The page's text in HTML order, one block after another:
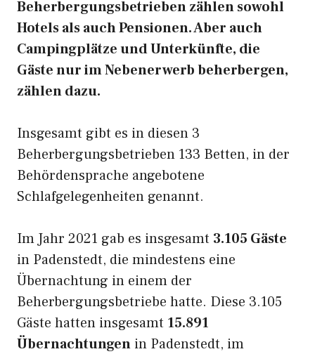
Beherbergungsbetrieben zählen sowohl
Hotels als auch Pensionen. Aber auch
Campingplätze und Unterkünfte, die
Gäste nur im Nebenerwerb beherbergen,
zählen dazu.
Insgesamt gibt es in diesen 3
Beherbergungsbetrieben 133 Betten, in der
Behördensprache angebotene
Schlafgelegenheiten genannt.
Im Jahr 2021 gab es insgesamt 3.105 Gäste
in Padenstedt, die mindestens eine
Übernachtung in einem der
Beherbergungsbetriebe hatte. Diese 3.105
Gäste hatten insgesamt 15.891
Übernachtungen in Padenstedt, im